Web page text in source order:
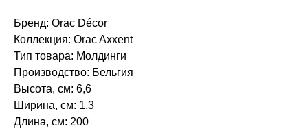
Бренд: Orac Décor
Коллекция: Orac Axxent
Тип товара: Молдинги
Производство: Бельгия
Высота, см: 6,6
Ширина, см: 1,3
Длина, см: 200